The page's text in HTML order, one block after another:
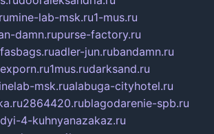
mine-lab-msk.ru1-mus.ru
damn.rupurse-factory.ru
fasbags.ruadler-jun.rubandamn.ru
1mus.rudarksand.ru
msk.rualabuga-cityhotel.ru
2864420.rublagodarenie-spb.ru
4-kuhnyanazakaz.ru